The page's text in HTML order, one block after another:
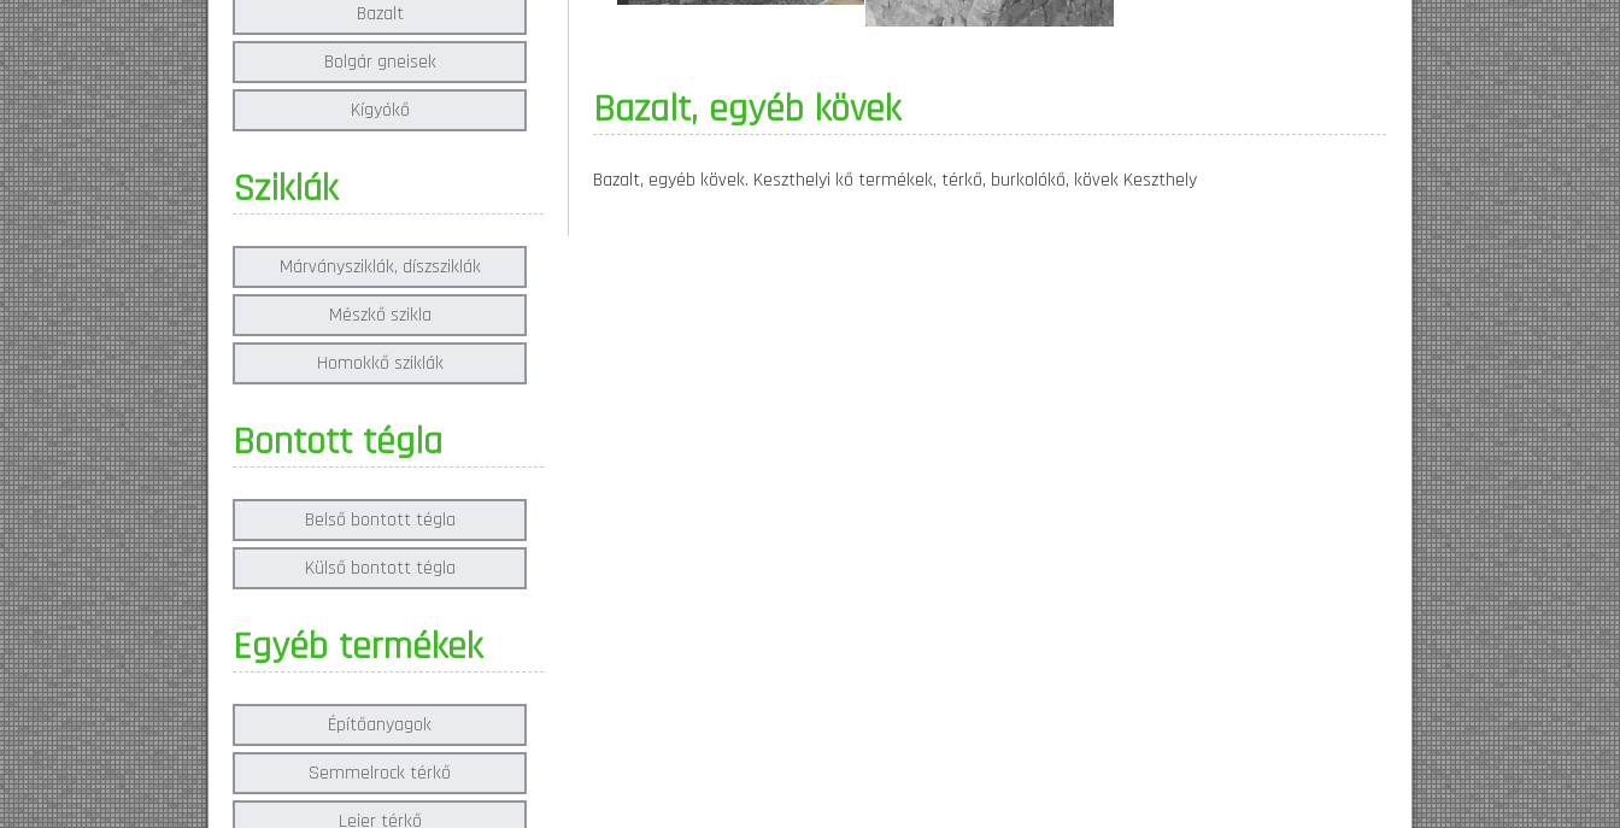
Bazalt
Bolgár gneisek
Kígyókő
Sziklák
Márványsziklák, díszsziklák
Mészkő szikla
Homokkő sziklák
Bontott tégla
Belső bontott tégla
Külső bontott tégla
Egyéb termékek
Építőanyagok
Semmelrock térkő
Leier térkő
Bazalt, egyéb kövek
Bazalt, egyéb kövek. Keszthelyi kő termékek, térkő, burkolókő, kövek Keszthely